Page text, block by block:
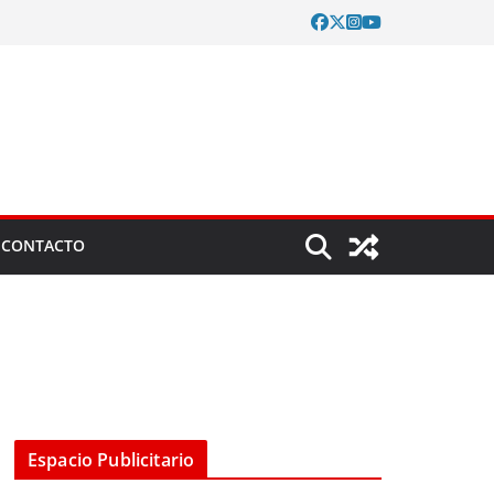
CONTACTO
Espacio Publicitario